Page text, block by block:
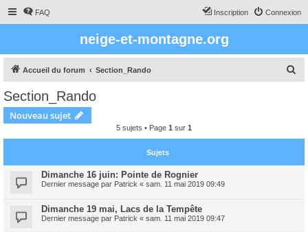
FAQ Connexion
Inscription
neige-et-montagne.org
Accueil du forum Section_Rando
c
Section_Rando
Nouveau sujet
5 sujets • Page 1 sur 1
Sujets
Dimanche 16 juin: Pointe de Rognier
Dernier message par Patrick « sam. 11 mai 2019 09:49
Dimanche 19 mai, Lacs de la Tempête
Dernier message par Patrick « sam. 11 mai 2019 09:47